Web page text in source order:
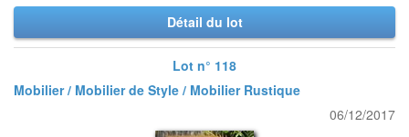
Détail du lot
Lot n° 118
Mobilier / Mobilier de Style / Mobilier Rustique
06/12/2017